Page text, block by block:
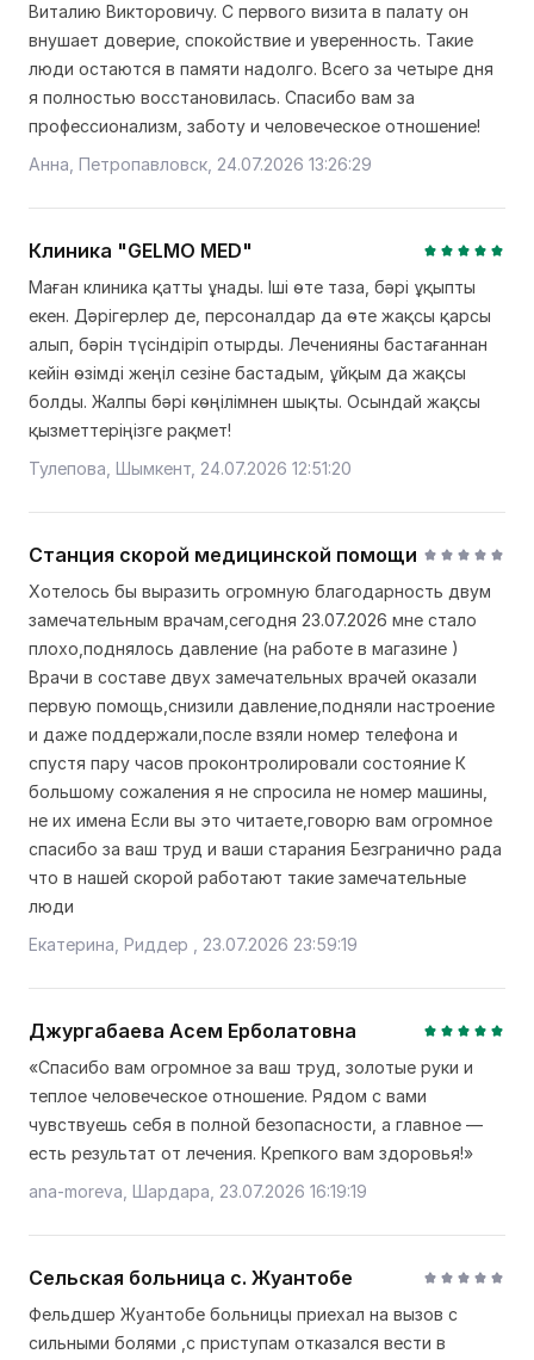
Виталию Викторовичу. С первого визита в палату он
внушает доверие, спокойствие и уверенность. Такие
люди остаются в памяти надолго. Всего за четыре дня
я полностью восстановилась. Спасибо вам за
профессионализм, заботу и человеческое отношение!
Анна, Петропавловск, 24.07.2026 13:26:29
Клиника "GELMO MED"
Маған клиника қатты ұнады. Іші өте таза, бәрі ұқыпты
екен. Дәрігерлер де, персоналдар да өте жақсы қарсы
алып, бәрін түсіндіріп отырды. Леченияны бастағаннан
кейін өзімді жеңіл сезіне бастадым, ұйқым да жақсы
болды. Жалпы бәрі көңілімнен шықты. Осындай жақсы
қызметтеріңізге рақмет!
Тулепова, Шымкент, 24.07.2026 12:51:20
Станция скорой медицинской помощи
Хотелось бы выразить огромную благодарность двум
замечательным врачам,сегодня 23.07.2026 мне стало
плохо,поднялось давление (на работе в магазине )
Врачи в составе двух замечательных врачей оказали
первую помощь,снизили давление,подняли настроение
и даже поддержали,после взяли номер телефона и
спустя пару часов проконтролировали состояние К
большому сожаления я не спросила не номер машины,
не их имена Если вы это читаете,говорю вам огромное
спасибо за ваш труд и ваши старания Безгранично рада
что в нашей скорой работают такие замечательные
люди
Екатерина, Риддер , 23.07.2026 23:59:19
Джургабаева Асем Ерболатовна
«Спасибо вам огромное за ваш труд, золотые руки и
теплое человеческое отношение. Рядом с вами
чувствуешь себя в полной безопасности, а главное —
есть результат от лечения. Крепкого вам здоровья!»
ana-moreva, Шардара, 23.07.2026 16:19:19
Сельская больница с. Жуантобе
Фельдшер Жуантобе больницы приехал на вызов с
сильными болями ,с приступам отказался вести в